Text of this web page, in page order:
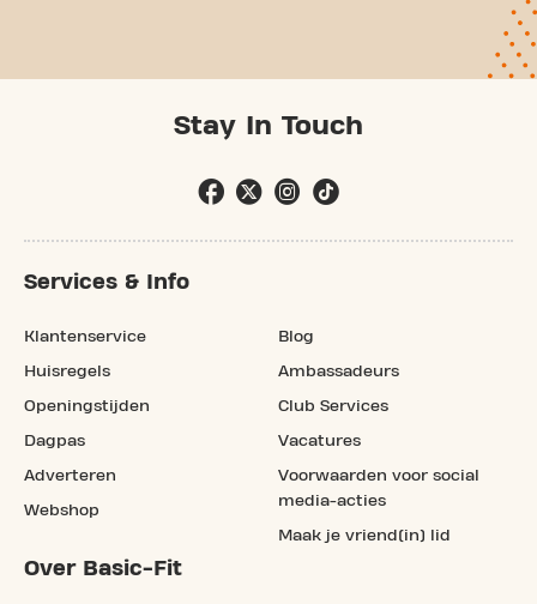
Stay In Touch
Services & Info
Klantenservice
Huisregels
Openingstijden
Dagpas
Adverteren
Webshop
Blog
Ambassadeurs
Club Services
Vacatures
Voorwaarden voor social
media-acties
Maak je vriend(in) lid
Over Basic-Fit